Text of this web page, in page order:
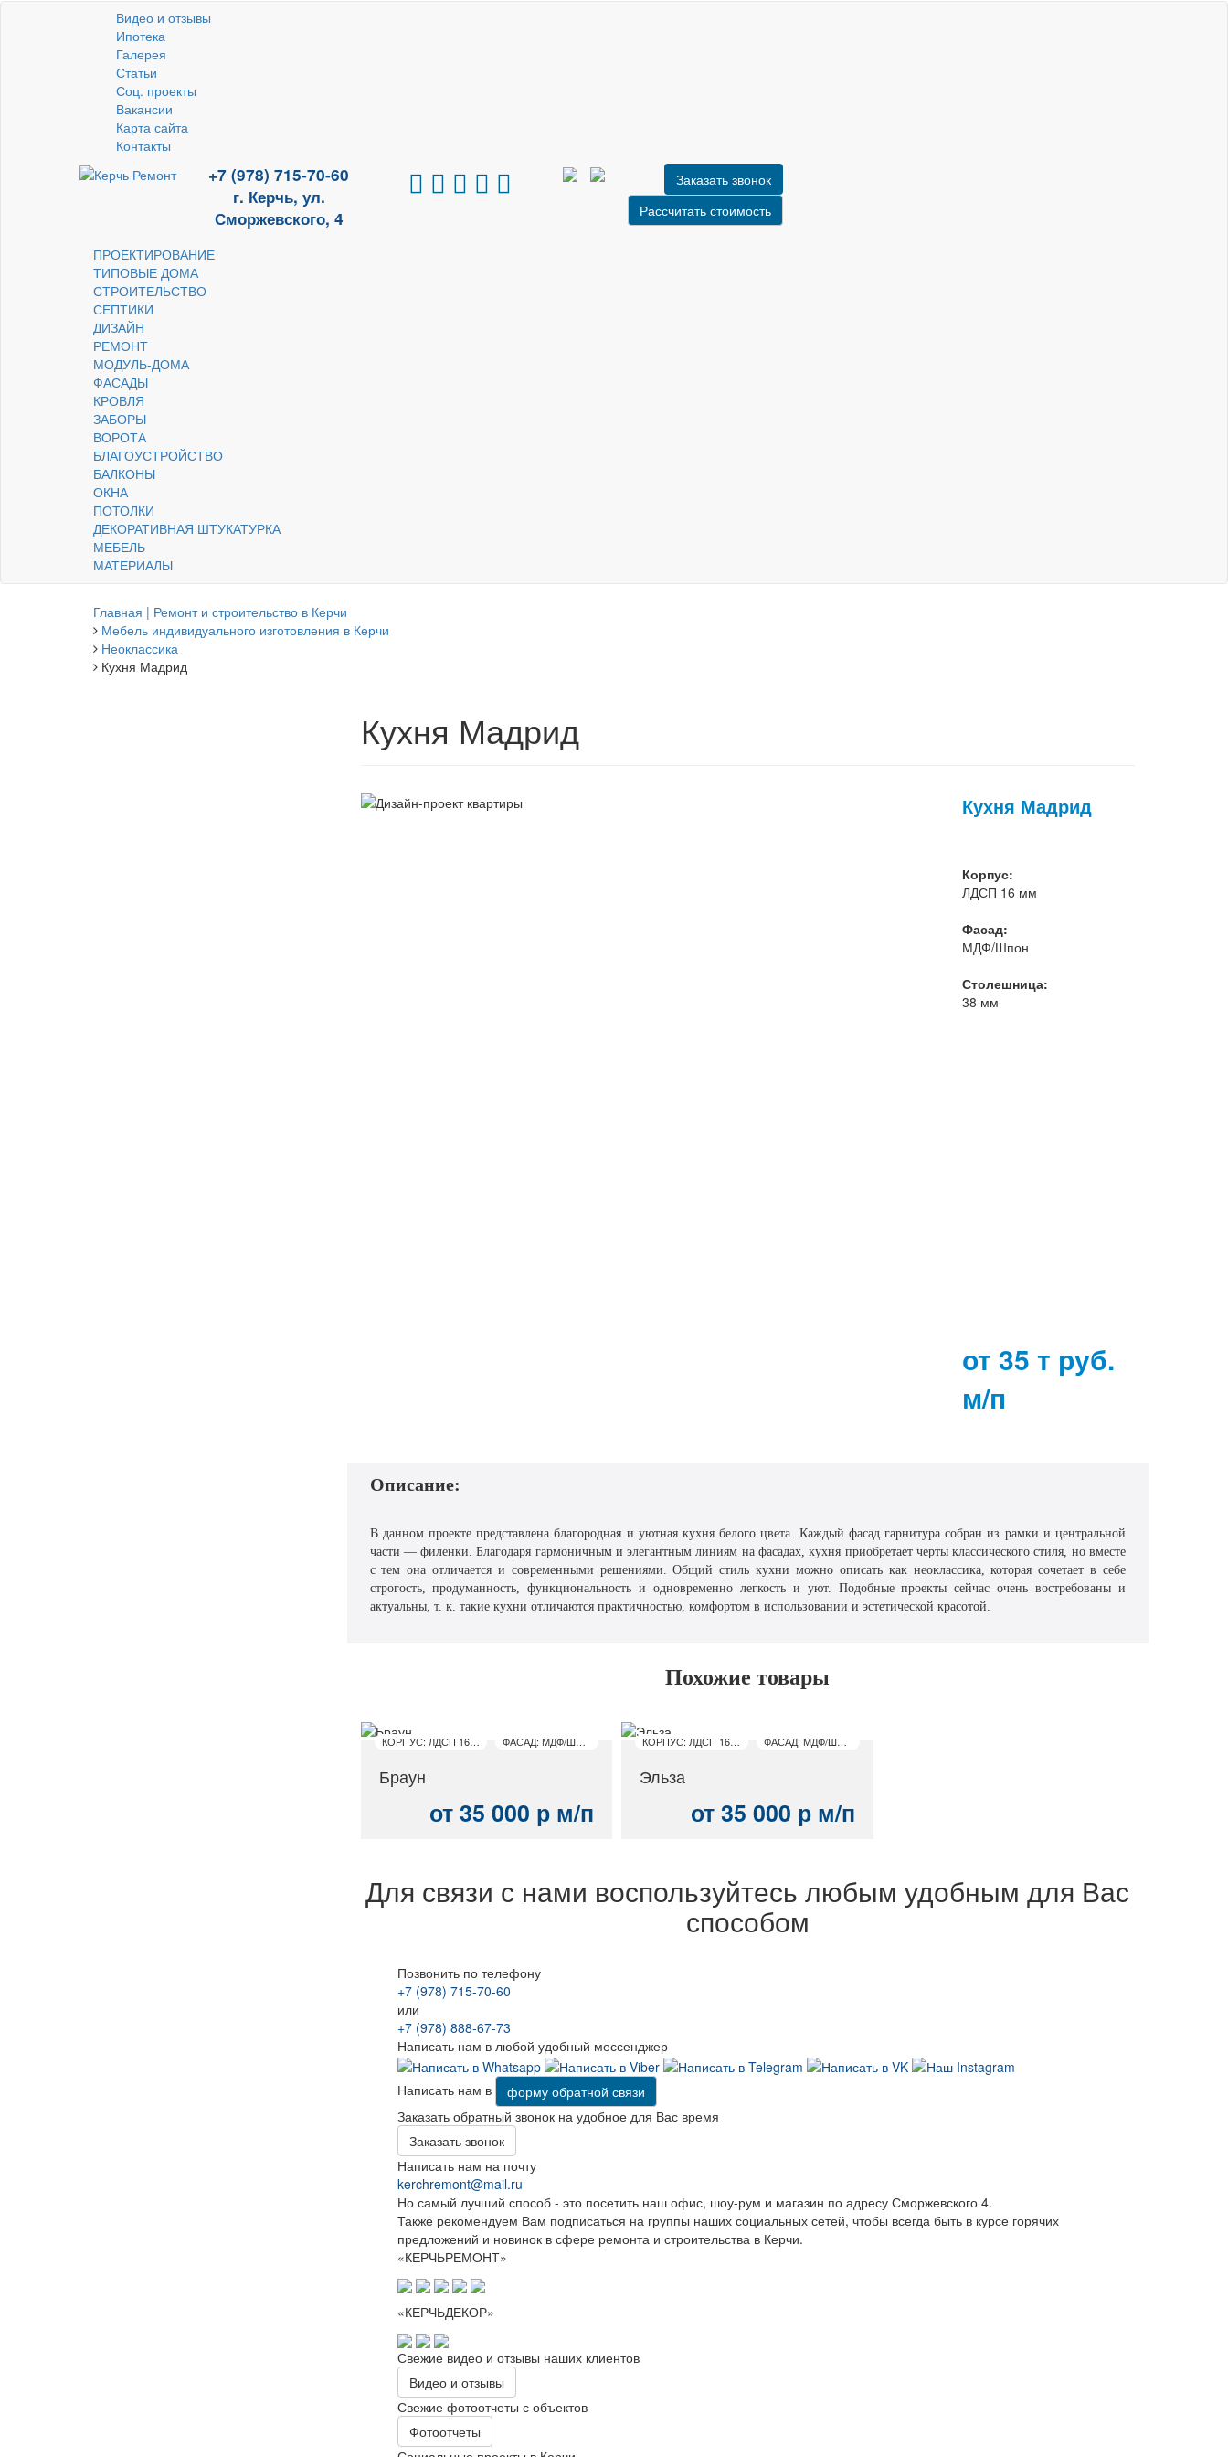
Видео и отзывы
Ипотека
Галерея
Статьи
Соц. проекты
Вакансии
Карта сайта
Контакты
+7 (978) 715-70-60
г. Керчь, ул.
Сморжевского, 4
Заказать звонок
Рассчитать стоимость
ПРОЕКТИРОВАНИЕ
ТИПОВЫЕ ДОМА
СТРОИТЕЛЬСТВО
СЕПТИКИ
ДИЗАЙН
РЕМОНТ
МОДУЛЬ-ДОМА
ФАСАДЫ
КРОВЛЯ
ЗАБОРЫ
ВОРОТА
БЛАГОУСТРОЙСТВО
БАЛКОНЫ
ОКНА
ПОТОЛКИ
ДЕКОРАТИВНАЯ ШТУКАТУРКА
МЕБЕЛЬ
МАТЕРИАЛЫ
Главная | Ремонт и строительство в Керчи
Мебель индивидуального изготовления в Керчи
Неоклассика
Кухня Мадрид
Кухня Мадрид
Кухня Мадрид
Корпус:
ЛДСП 16 мм
Фасад:
МДФ/Шпон
Столешница:
38 мм
от 35 т руб.
м/п
Описание:
В данном проекте представлена благородная и уютная кухня белого цвета. Каждый фасад гарнитура собран из рамки и центральной
части — филенки. Благодаря гармоничным и элегантным линиям на фасадах, кухня приобретает черты классического стиля, но вместе
с тем она отличается и современными решениями. Общий стиль кухни можно описать как неоклассика, которая сочетает в себе
строгость, продуманность, функциональность и одновременно легкость и уют. Подобные проекты сейчас очень востребованы и
актуальны, т. к. такие кухни отличаются практичностью, комфортом в использовании и эстетической красотой.
Похожие товары
КОРПУС: ЛДСП 16 ММ ФАСАД: МДФ/ШПОН
Браун
от 35 000 р м/п
КОРПУС: ЛДСП 16 ММ ФАСАД: МДФ/ШПОН
Эльза
от 35 000 р м/п
Для связи с нами воспользуйтесь любым удобным для Вас
способом
Позвонить по телефону
+7 (978) 715-70-60
или
+7 (978) 888-67-73
Написать нам в любой удобный мессенджер
Написать нам в
форму обратной связи
Заказать обратный звонок на удобное для Вас время
Заказать звонок
Написать нам на почту
kerchremont@mail.ru
Но самый лучший способ - это посетить наш офис, шоу-рум и магазин по адресу Сморжевского 4.
Также рекомендуем Вам подписаться на группы наших социальных сетей, чтобы всегда быть в курсе горячих
предложений и новинок в сфере ремонта и строительства в Керчи.
«КЕРЧЬРЕМОНТ»
«КЕРЧЬДЕКОР»
Свежие видео и отзывы наших клиентов
Видео и отзывы
Свежие фотоотчеты с объектов
Фотоотчеты